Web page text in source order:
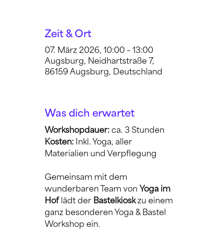
Zeit & Ort
07. März 2026, 10:00 – 13:00
Augsburg, Neidhartstraße 7,
86159 Augsburg, Deutschland
Was dich erwartet
Workshopdauer: ca. 3 Stunden
Kosten: Inkl. Yoga, aller
Materialien und Verpflegung
Gemeinsam mit dem
wunderbaren Team von Yoga im
Hof lädt der Bastelkiosk zu einem
ganz besonderen Yoga & Bastel
Workshop ein.